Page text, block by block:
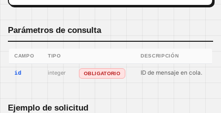
Parámetros de consulta
CAMPO TIPO DESCRIPCIÓN
id integer OBLIGATORIO ID de mensaje en cola.
Ejemplo de solicitud